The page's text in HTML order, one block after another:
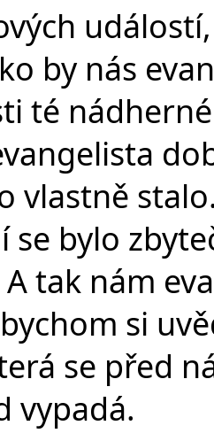
by nás
té
vlastně
se bylo
tak nám
si
se před
vypadá.